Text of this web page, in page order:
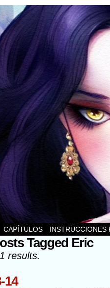
CAPÍTULOS INSTRUCCIONES
Tagged Eric
results.
14